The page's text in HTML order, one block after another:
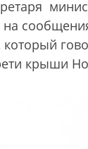
крыши